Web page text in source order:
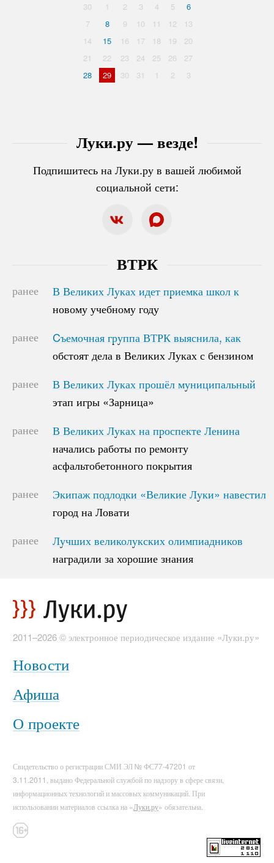
Луки.ру — везде!
Подпишитесь на Луки.ру в вашей любимой
социальной сети:
30 1 2 3 4 5
6
7
8 9 10 11 12
13
14
15 16 17 18 19
20
21
22 23 24 25 26
27
28
29 30 31 1 2 3
ВТРК
ранее
В Великих Луках идет приемка школ к
новому учебному году
В Великих Луках идет приемка школ к
новому учебному году
ранее
Cъемочная группа ВТРК выяснила, как
обстоят дела в Великих Луках с бензином
Cъемочная группа ВТРК выяснила, как
обстоят дела в Великих Луках с бензином
ранее
В Великих Луках прошёл муниципальный
этап игры «Зарница»
В Великих Луках прошёл муниципальный
этап игры «Зарница»
ранее
В Великих Луках на проспекте Ленина
начались работы по ремонту
асфальтобетонного покрытия
В Великих Луках на проспекте Ленина
начались работы по ремонту
асфальтобетонного покрытия
ранее
Экипаж подлодки «Великие Луки» навестил
город на Ловати
Экипаж подлодки «Великие Луки» навестил
город на Ловати
ранее
Лучших великолукских олимпиадников
наградили за хорошие знания
Лучших великолукских олимпиадников
наградили за хорошие знания
2011–2026 © электронное периодическое издание «Луки.ру»
Новости
Афиша
О проекте
Свидетельство о регистрации СМИ ЭЛ № ФС77-47201 от
3.11.2011, выдано Федеральной службой по надзору в сфере связи,
информационных технологий и массовых коммуникаций. При
использовании материалов ссылка на «Луки.ру» обязательна.